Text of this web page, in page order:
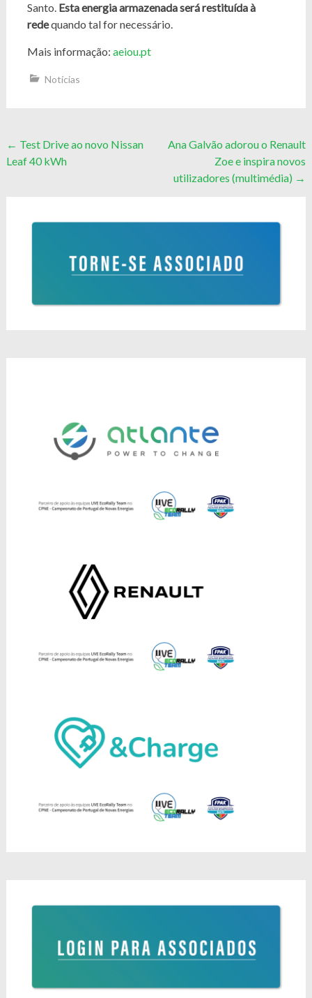
Santo. Esta energia armazenada será restituída à
redequando tal for necessário.
Mais informação: aeiou.pt
Notícias
Post
navigation
← Test Drive ao novo Nissan
Leaf 40 kWh
Ana Galvão adorou o Renault
Zoe e inspira novos
utilizadores (multimédia) →